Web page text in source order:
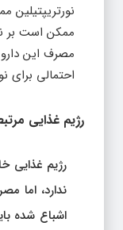
ممکن است بر
مصرف این
احتمالی برای
رژیم غذایی
رژیم غذایی
ندارد، اما
اشباع شده